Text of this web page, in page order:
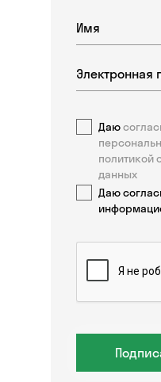
Даю
политикой
данных
Даю